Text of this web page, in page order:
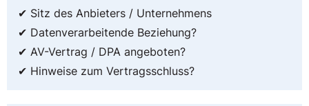
✔ Sitz des Anbieters / Unternehmens
✔ Datenverarbeitende Beziehung?
✔ AV-Vertrag / DPA angeboten?
✔ Hinweise zum Vertragsschluss?